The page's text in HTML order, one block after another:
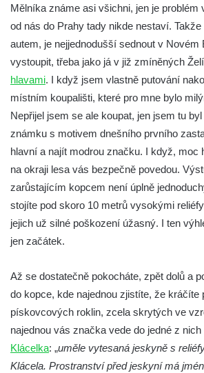
Mělníka známe asi všichni, jen je problém
od nás do Prahy tady nikde nestaví.
autem, je nejjednodušší sednout v Novém
vystoupit, třeba jako já v již zmíněných
hlavami. I když jsem vlastně putování
místním koupališti, které pro mne bylo
Nepřijel jsem se ale koupat, jen jsem tu
známku s motivem dnešního prvního
hlavní a najít modrou značku. I když, moc
na okraji lesa vás bezpečně povedou.
zarůstajícím kopcem není úplně
stojíte pod skoro 10 metrů vysokými
jejich už silné poškození úžasný. I ten
jen začátek.
Až se dostatečně pokocháte, zpět dolů a
do kopce, kde najednou zjistíte, že kráčíte
pískovcových roklin, zcela skrytých ve
najednou vás značka vede do jedné z
Klácelka: „uměle vytesaná jeskyně s
Klácela. Prostranství před jeskyní má